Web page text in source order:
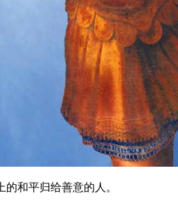
和平归给善意的人。